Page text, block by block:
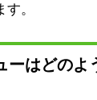
ゆっくりしたいとか
り、具合がどこか悪
じとっていけたら